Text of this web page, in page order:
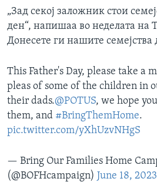
„Зад секој заложник стои
ден“, напишаа во неделата на
Донесете ги нашите семејства
This Father's Day, please take a
pleas of some of the children in
their dads.@POTUS, we hope
them, and #BringThemHome.
pic.twitter.com/yXhUzvNHgS
— Bring Our Families Home
(@BOFHcampaign) June 18, 2023